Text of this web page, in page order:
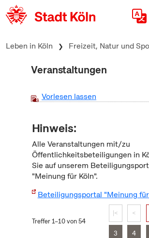
zum Inhalt springen
Leben in Köln Freizeit, Natur und
Veranstaltungen
Vorlesen lassen
Hinweis:
Alle Veranstaltungen mit/zu
Öffentlichkeitsbeteiligungen in
Sie auf unserem
"Meinung für Köln".
Beteiligungsportal "Meinung
Treffer 1–10 von 54
|< <
3 4